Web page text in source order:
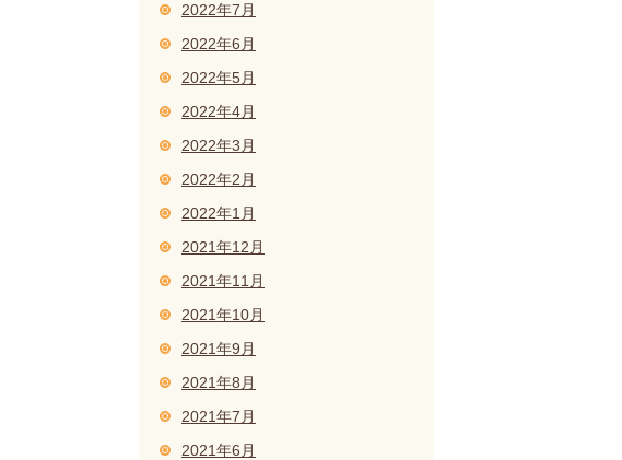
2022年7月
2022年6月
2022年5月
2022年4月
2022年3月
2022年2月
2022年1月
2021年12月
2021年11月
2021年10月
2021年9月
2021年8月
2021年7月
2021年6月